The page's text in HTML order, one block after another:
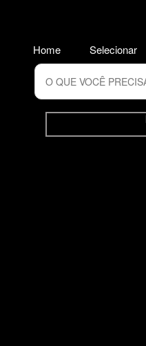
Home Selecionar